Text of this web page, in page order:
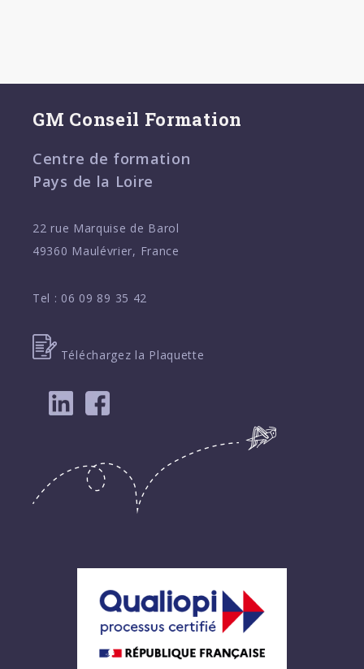
GM Conseil Formation
Centre de formation
Pays de la Loire
22 rue Marquise de Barol
49360 Maulévrier, France
Tel : 06 09 89 35 42
Téléchargez la Plaquette